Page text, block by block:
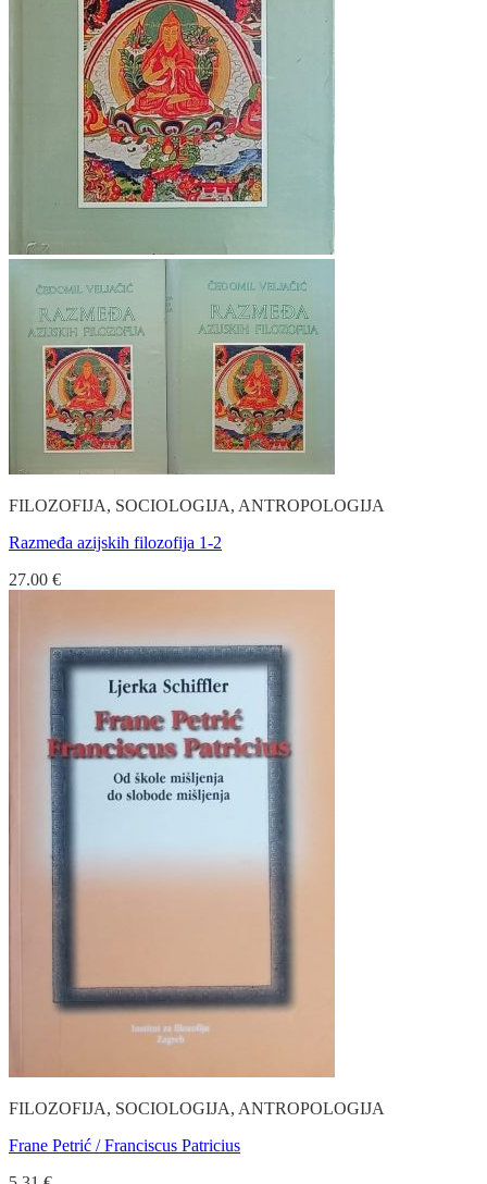
FILOZOFIJA, SOCIOLOGIJA, ANTROPOLOGIJA
Razmeđa azijskih filozofija 1-2
27.00 €
FILOZOFIJA, SOCIOLOGIJA, ANTROPOLOGIJA
Frane Petrić / Franciscus Patricius